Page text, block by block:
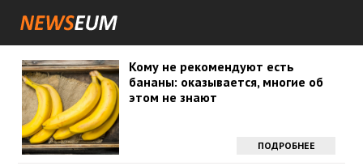
Кому не рекомендуют есть
бананы: оказывается, многие об
этом не знают
ПОДРОБНЕЕ